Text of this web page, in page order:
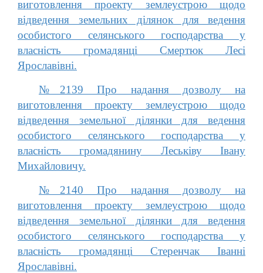
виготовлення проекту землеустрою щодо
відведення земельних ділянок для ведення
особистого селянського господарства у
власність громадянці Смертюк Лесі
Ярославівні.
№2139 Про надання дозволу на
виготовлення проекту землеустрою щодо
відведення земельної ділянки для ведення
особистого селянського господарства у
власність громадянину Леськіву Івану
Михайловичу.
№2140 Про надання дозволу на
виготовлення проекту землеустрою щодо
відведення земельної ділянки для ведення
особистого селянського господарства у
власність громадянці Стеренчак Іванні
Ярославівні.